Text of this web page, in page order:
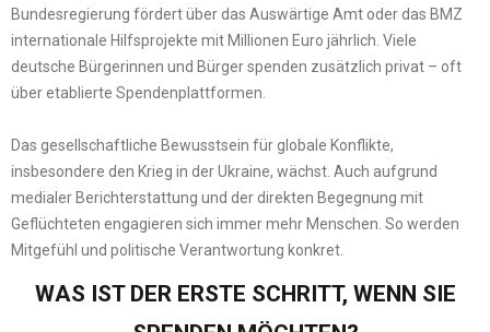
Bundesregierung fördert über das Auswärtige Amt oder das BMZ
internationale Hilfsprojekte mit Millionen Euro jährlich. Viele
deutsche Bürgerinnen und Bürger spenden zusätzlich privat – oft
über etablierte Spendenplattformen.
Das gesellschaftliche Bewusstsein für globale Konflikte,
insbesondere den Krieg in der Ukraine, wächst. Auch aufgrund
medialer Berichterstattung und der direkten Begegnung mit
Geflüchteten engagieren sich immer mehr Menschen. So werden
Mitgefühl und politische Verantwortung konkret.
WAS IST DER ERSTE SCHRITT, WENN SIE